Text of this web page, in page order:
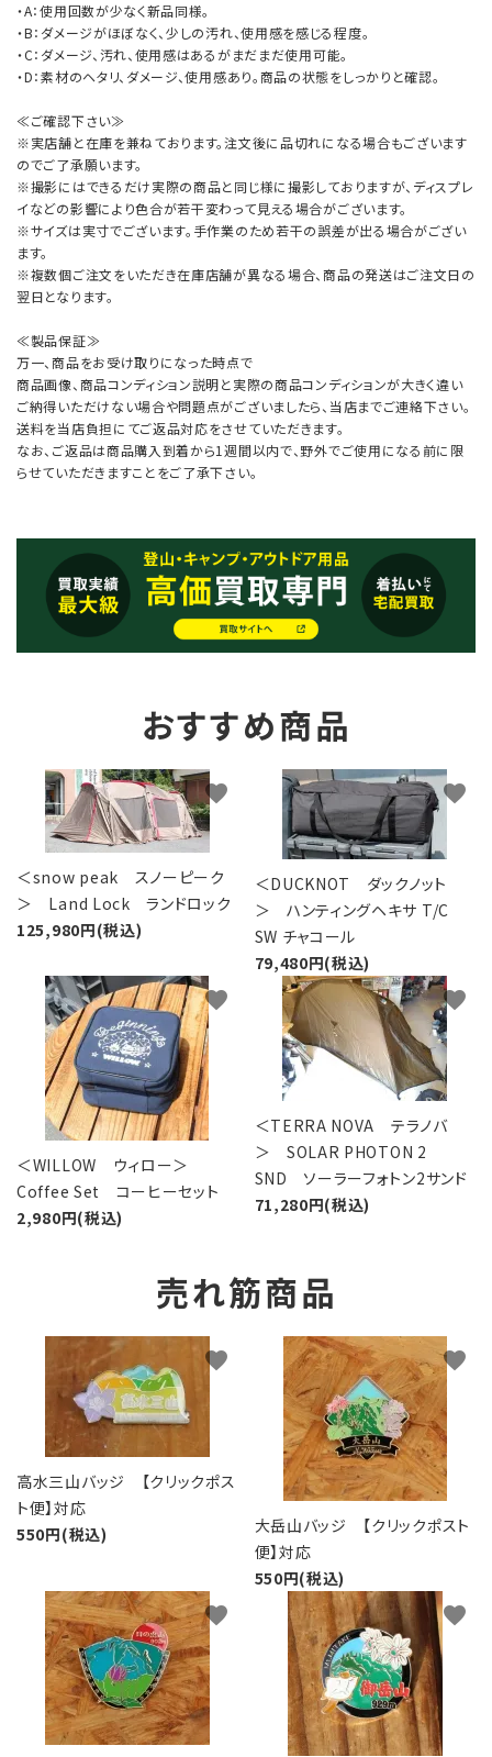
・A：使用回数が少なく新品同様。
・B：ダメージがほぼなく、少しの汚れ、使用感を感じる程度。
・C：ダメージ、汚れ、使用感はあるがまだまだ使用可能。
・D：素材のヘタリ、ダメージ、使用感あり。商品の状態をしっかりと確認。
≪ご確認下さい≫
※実店舗と在庫を兼ねております。注文後に品切れになる場合もございます
のでご了承願います。
※撮影にはできるだけ実際の商品と同じ様に撮影しておりますが、ディスプレ
イなどの影響により色合が若干変わって見える場合がございます。
※サイズは実寸でございます。手作業のため若干の誤差が出る場合がござい
ます。
※複数個ご注文をいただき在庫店舗が異なる場合、商品の発送はご注文日の
翌日となります。
≪製品保証≫
万一、商品をお受け取りになった時点で
商品画像、商品コンディション説明と実際の商品コンディションが大きく違い
ご納得いただけない場合や問題点がございましたら、当店までご連絡下さい。
送料を当店負担にてご返品対応をさせていただきます。
なお、ご返品は商品購入到着から1週間以内で、野外でご使用になる前に限
らせていただきますことをご了承下さい。
おすすめ商品
＜snow peak スノーピーク
＞ Land Lock ランドロック
125,980円(税込)
favorite
＜DUCKNOT ダックノット
＞ ハンティングヘキサ T/C
SW チャコール
79,480円(税込)
favorite
＜WILLOW ウィロー＞
Coffee Set コーヒーセット
2,980円(税込)
favorite
＜TERRA NOVA テラノバ
＞ SOLAR PHOTON 2
SND ソーラーフォトン2サンド
71,280円(税込)
favorite
売れ筋商品
高水三山バッジ 【クリックポス
ト便】対応
550円(税込)
favorite
大岳山バッジ 【クリックポスト
便】対応
550円(税込)
favorite
favorite favorite